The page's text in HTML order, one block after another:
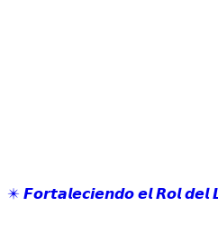
✴️ 𝙁𝙤𝙧𝙩𝙖𝙡𝙚𝙘𝙞𝙚𝙣𝙙𝙤 𝙚𝙡 𝙍𝙤𝙡 𝙙𝙚𝙡